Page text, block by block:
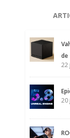
de
22
20